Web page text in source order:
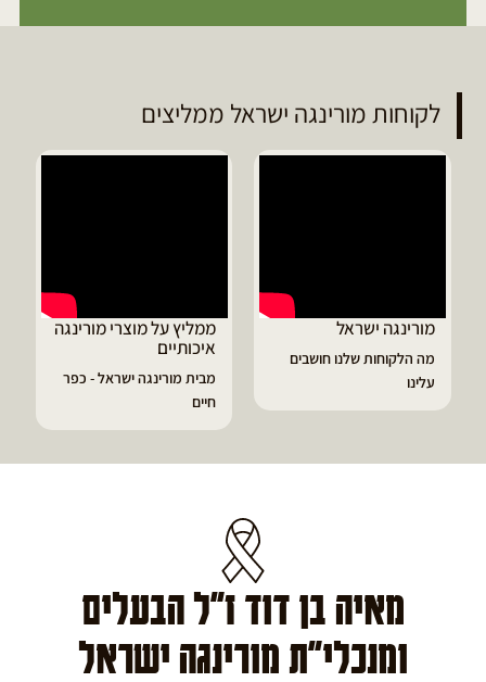
לקוחות מורינגה ישראל ממליצים
מורינגה ישראל
מה הלקוחות שלנו חושבים
עלינו
ממליץ על מוצרי מורינגה
איכותיים
מבית מורינגה ישראל - כפר
חיים
מאיה בן דוד ז"ל הבעלים
ומנכלי"ת מורינגה ישראל